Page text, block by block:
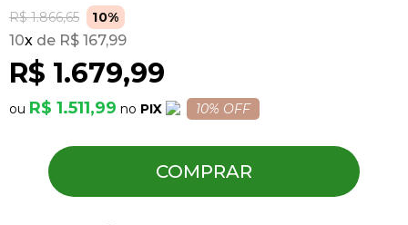
R$ 1.866,65 10%
R$ 1.679,99
10x R$ 167,99
R$ 1.511,99 PIX 10% OFF
COMPRAR
Pulseiras
Piercing
Pedras Preciosas
Presente